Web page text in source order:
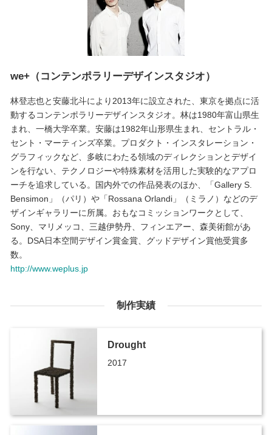
we+（コンテンポラリーデザインスタジオ）
林登志也と安藤北斗により2013年に設立された、東京を拠点に活
動するコンテンポラリーデザインスタジオ。林は1980年富山県生
まれ、一橋大学卒業。安藤は1982年山形県生まれ、セントラル・
セント・マーティンズ卒業。プロダクト・インスタレーション・
グラフィックなど、多岐にわたる領域のディレクションとデザイ
ンを行ない、テクノロジーや特殊素材を活用した実験的なアプロ
ーチを追求している。国内外での作品発表のほか、「Gallery S.
Bensimon」（パリ）や「Rossana Orlandi」（ミラノ）などのデ
ザインギャラリーに所属。おもなコミッションワークとして、
Sony、マリメッコ、三越伊勢丹、フィンエアー、森美術館があ
る。DSA日本空間デザイン賞金賞、グッドデザイン賞他受賞多
数。
http://www.weplus.jp
制作実績
Drought
2017